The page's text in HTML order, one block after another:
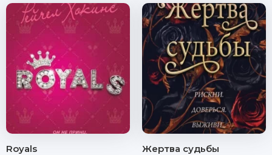
Royals
Жертва судьбы